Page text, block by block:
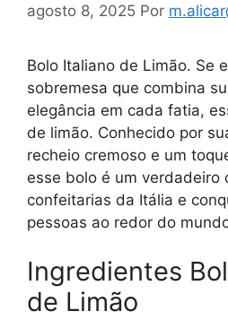
agosto 8, 2025 Por
Bolo Italiano de Limão. Se
sobremesa que combina
elegância em cada fatia,
de limão. Conhecido por
recheio cremoso e um
esse bolo é um verdadeiro
confeitarias da Itália e
pessoas ao redor do
Ingredientes
de Limão